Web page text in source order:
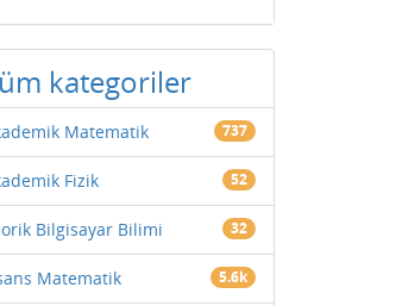
kategoriler
Matematik 737
Fizik 52
Bilgisayar Bilimi 32
Matematik 5.6k